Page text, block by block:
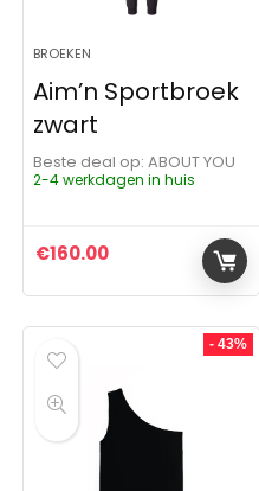
BROEKEN
Aim’n Sportbroek
zwart
Beste deal op:
ABOUT YOU
2-4 werkdagen in huis
€160.00
- 43%